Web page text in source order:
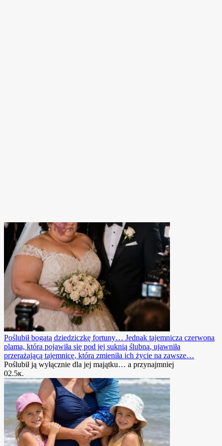
Poślubił bogatą dziedziczkę fortuny… Jednak tajemnicza czerwona
plama, która pojawiła się pod jej suknią ślubną, ujawniła
przerażającą tajemnicę, która zmieniła ich życie na zawsze…
Poślubił ją wyłącznie dla jej majątku… a przynajmniej
02.5к.